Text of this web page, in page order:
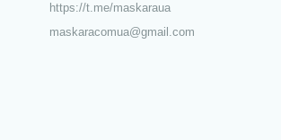
https://t.me/maskaraua
maskaracomua@gmail.com